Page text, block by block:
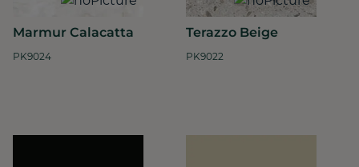
Marmur Calacatta
PK9024
Terazzo Beige
PK9022